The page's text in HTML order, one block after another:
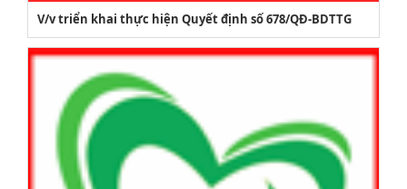
V/v triển khai thực hiện Quyết định số 678/QĐ-BDTTG